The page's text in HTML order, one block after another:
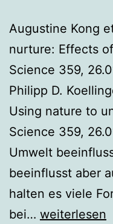
Augustine Kong
nurture: Effects
Science 359,
Philipp D.
Using nature to
Science 359,
Umwelt
beeinflusst aber
halten es viele
bei… Gene
weiterlesen